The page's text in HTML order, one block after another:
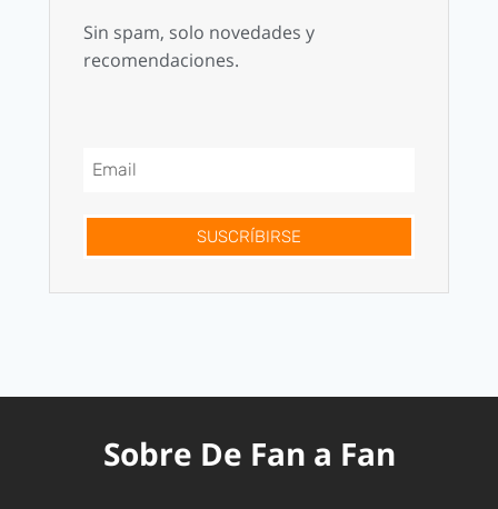
Sin spam, solo novedades y
recomendaciones.
SUSCRÍBIRSE
Sobre De Fan a Fan